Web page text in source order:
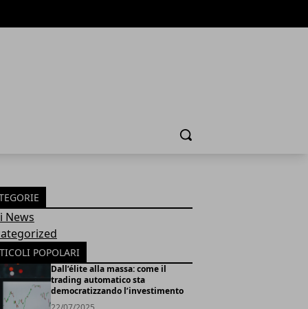
Cerca
News
POPOLARI
Dall’élite alla massa: come il
trading automatico sta
democratizzando l’investimento